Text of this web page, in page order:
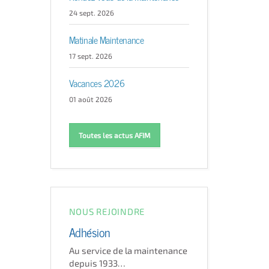
24 sept. 2026
Matinale Maintenance
17 sept. 2026
Vacances 2026
01 août 2026
Toutes les actus AFIM
NOUS REJOINDRE
Adhésion
Au service de la maintenance
depuis 1933…